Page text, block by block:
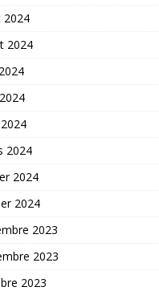
2024
2024
2024
2024
2024
2023
2023
2023